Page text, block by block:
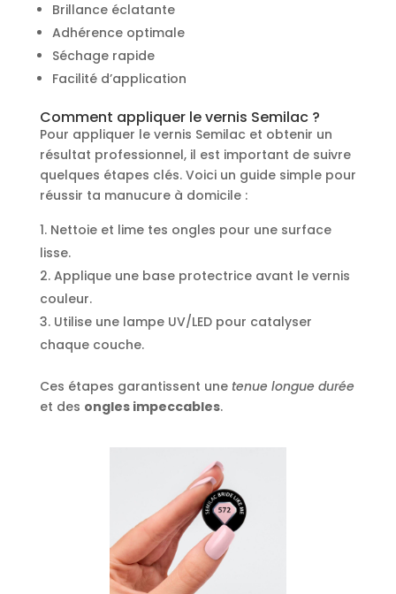
Brillance éclatante
Adhérence optimale
Séchage rapide
Facilité d’application
Comment appliquer le vernis Semilac ?
Pour appliquer le vernis Semilac et obtenir un
résultat professionnel, il est important de suivre
quelques étapes clés. Voici un guide simple pour
réussir ta manucure à domicile :
Nettoie et lime tes ongles pour une surface
lisse.
Applique une base protectrice avant le vernis
couleur.
Utilise une lampe UV/LED pour catalyser
chaque couche.
Ces étapes garantissent une tenue longue durée
et des ongles impeccables.